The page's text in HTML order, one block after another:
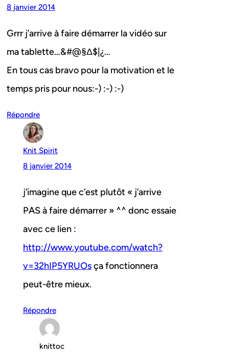
8 janvier 2014
Grrr j’arrive à faire démarrer la vidéo sur
ma tablette…&#@§Δ$|¿…
En tous cas bravo pour la motivation et le
temps pris pour nous:-) :-) :-)
Répondre
Knit Spirit
8 janvier 2014
j’imagine que c’est plutôt « j’arrive
PAS à faire démarrer » ^^ donc essaie
avec ce lien :
http://www.youtube.com/watch?
v=32hIP5YRUOsça fonctionnera
peut-être mieux.
Répondre
knittoc